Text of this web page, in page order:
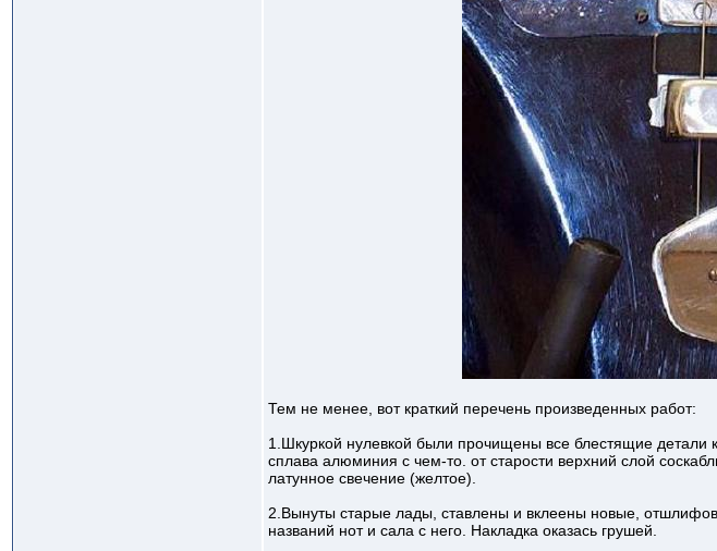
Тем не менее, вот краткий перечень произведенных работ:
1.Шкуркой нулевкой были прочищены все блестящие детали
сплава алюминия с чем-то. от старости верхний слой
латунное свечение (желтое).
2.Вынуты старые лады, ставлены и вклеены новые,
названий нот и сала с него. Накладка оказась грушей.